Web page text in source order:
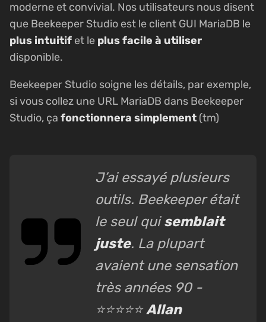
moderne et convivial. Nos utilisateurs nous disent
que Beekeeper Studio est le client GUI MariaDB le
plus intuitif et le plus facile à utiliser
disponible.
Beekeeper Studio soigne les détails, par exemple,
si vous collez une URL MariaDB dans Beekeeper
Studio, ça fonctionnera simplement (tm)
J’ai essayé plusieurs
outils. Beekeeper était
le seul quisemblait
juste. La plupart
avaient une sensation
très années 90 -
⭐⭐⭐⭐⭐Allan